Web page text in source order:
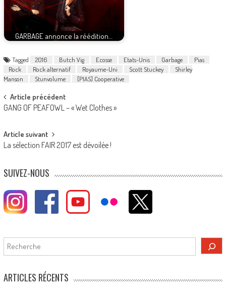
GARBAGE annonce la réédition…
Tagged 2016 Butch Vig Ecosse Etats-Unis Garbage
Pias
Rock
Rock alternatif Royaume-Uni Scott Stuckey
Shirley
Manson
Stunvolume [PIAS] Cooperative
Post
navigation
Article précédent
GANG OF PEAFOWL – « Wet Clothes »
Article suivant
La sélection FAIR 2017 est dévoilée !
SUIVEZ-NOUS
Rechercher
ARTICLES RÉCENTS